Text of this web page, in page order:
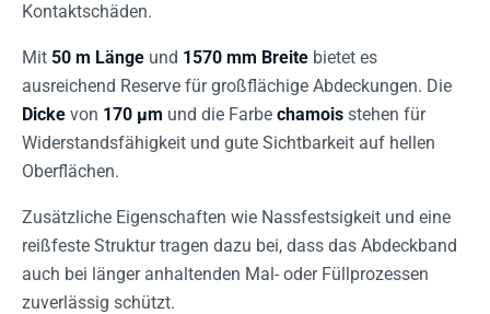
Kontaktschäden.
Mit 50 m Länge und 1570 mm Breite bietet es
ausreichend Reserve für großflächige Abdeckungen. Die
Dicke von 170 µm und die Farbe chamois stehen für
Widerstandsfähigkeit und gute Sichtbarkeit auf hellen
Oberflächen.
Zusätzliche Eigenschaften wie Nassfestsigkeit und eine
reißfeste Struktur tragen dazu bei, dass das Abdeckband
auch bei länger anhaltenden Mal- oder Füllprozessen
zuverlässig schützt.